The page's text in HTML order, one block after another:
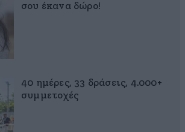
σου έκανα δώρο!
40 ημέρες, 33 δράσεις, 4.000+
συμμετοχές